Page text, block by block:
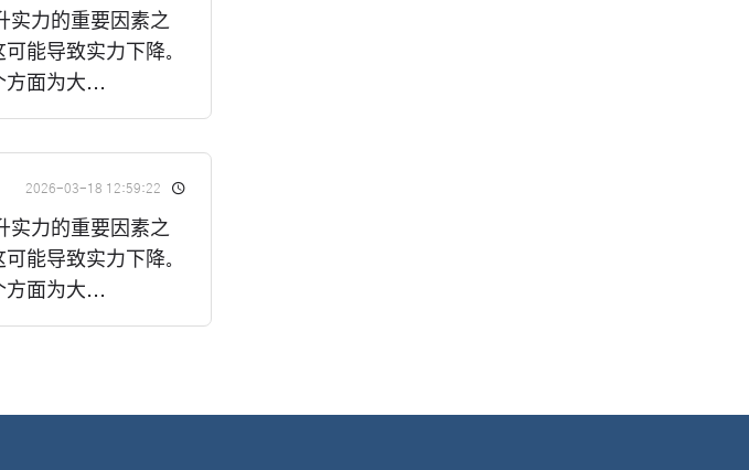
实力的重要因素之
能导致实力下降。
方面为大...
2026-03-18 12:59:22
实力的重要因素之
能导致实力下降。
方面为大...